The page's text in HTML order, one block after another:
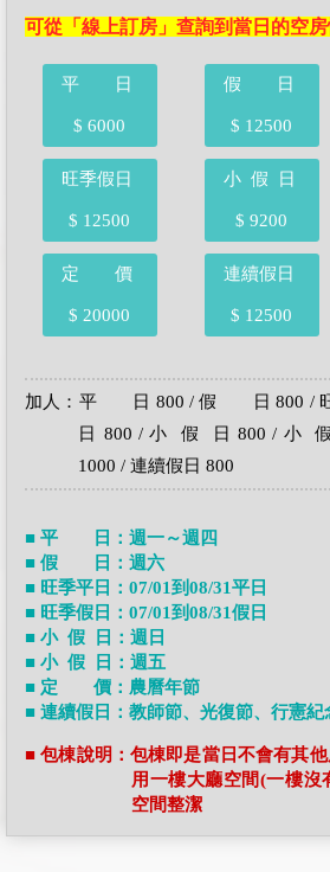
可從「線上訂房」查詢到當日的空
平 日
$ 6000
假 日
$ 12500
旺季假日
$ 12500
小 假 日
$ 9200
定 價
$ 20000
連續假日
$ 12500
加人：平 日 800 / 假 日 800 / 旺
日 800 / 小 假 日 800 /
1000 / 連續假日 800
■ 平 日：週一～週四
■ 假 日：週六
■ 旺季平日：07/01到08/31平日
■ 旺季假日：07/01到08/31假日
■ 小 假 日：週日
■ 小 假 日：週五
■ 定 價：農曆年節
■ 連續假日：教師節、光復節、行憲紀
■ 包棟說明：包棟即是當日不會有其
用一樓大廳空間(一樓沒
空間整潔